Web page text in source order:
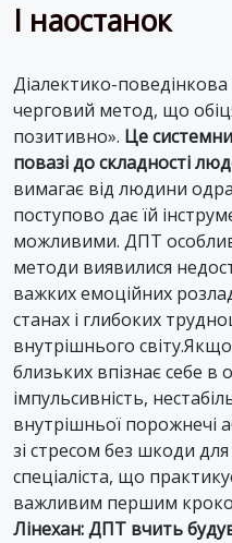
І наостанок
Діалектико-
черговий метод, що
позитивно». Це
повазі до складності
вимагає від людини
поступово дає їй
можливими. ДПТ
методи виявилися
важких емоційних
станах і глибоких
внутрішнього
близьких впізнає себе
імпульсивність,
внутрішньої порожнечі
зі стресом без шкоди
спеціаліста, що
важливим першим
Лінехан: ДПТ вчить